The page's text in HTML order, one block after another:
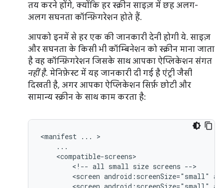
तय करने होंगे, क्योंकि हर स्क्रीन साइज़ में छह अलग-
अलग सघनता कॉन्फ़िगरेशन होते हैं.
आपको इनमें से हर एक की जानकारी देनी होगी ये. साइज़
और सघनता के किसी भी कॉम्बिनेशन को स्क्रीन माना जाता
है वह कॉन्फ़िगरेशन जिसके साथ आपका ऐप्लिकेशन संगत
नहीं है. मेनिफ़ेस्ट में यह जानकारी दी गई है एंट्री जैसी
दिखती है, अगर आपका ऐप्लिकेशन सिर्फ़ छोटी और
सामान्य स्क्रीन के साथ काम करता है:
<manifest ...
<!-- all small size screens
<screen android:screenSize="small"